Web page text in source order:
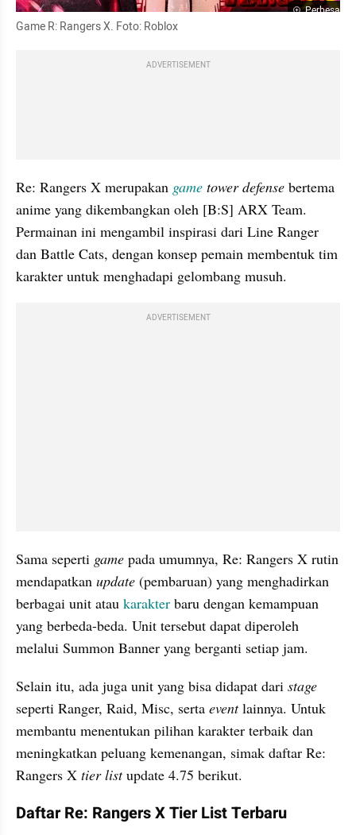
Perbesar
Game R: Rangers X. Foto: Roblox
ADVERTISEMENT
Re: Rangers X merupakan game tower defense bertema
anime yang dikembangkan oleh [B:S] ARX Team.
Permainan ini mengambil inspirasi dari Line Ranger
dan Battle Cats, dengan konsep pemain membentuk tim
karakter untuk menghadapi gelombang musuh.
ADVERTISEMENT
Sama seperti game pada umumnya, Re: Rangers X rutin
mendapatkan update (pembaruan) yang menghadirkan
berbagai unit atau karakter baru dengan kemampuan
yang berbeda-beda. Unit tersebut dapat diperoleh
melalui Summon Banner yang berganti setiap jam.
Selain itu, ada juga unit yang bisa didapat dari
seperti Ranger, Raid, Misc, serta event lainnya. Untuk
membantu menentukan pilihan karakter terbaik dan
meningkatkan peluang kemenangan, simak daftar Re:
Rangers X tier list update 4.75 berikut.
Daftar Re: Rangers X Tier List Terbaru